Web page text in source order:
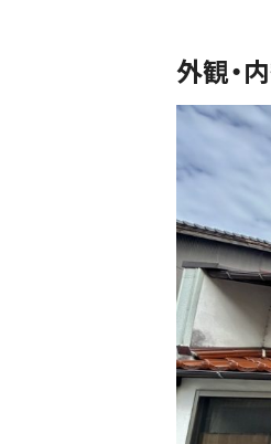
外観・